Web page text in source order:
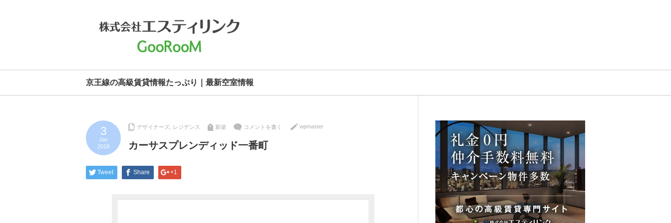
京王線の高級賃貸情報たっぷり｜最新空室情報
3
Jan
2019
デザイナーズ レジデンス 新築 コメントを書く wpmaster
カーサスプレンディッド一番町
Tweet Share +1